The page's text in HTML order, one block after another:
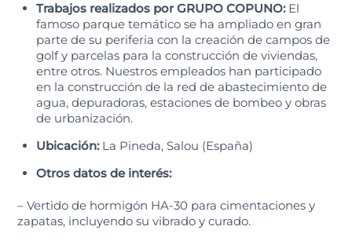
Trabajos realizados por GRUPO COPUNO:El
famoso parque temático se ha ampliado en gran
parte de su periferia con la creación de campos de
golf y parcelas para la construcción de viviendas,
entre otros. Nuestros empleados han participado
en la construcción de la red de abastecimiento de
agua, depuradoras, estaciones de bombeo y obras
de urbanización.
Ubicación:La Pineda, Salou (España)
Otros datos de interés:
– Vertido de hormigón HA-30 para cimentaciones y
zapatas, incluyendo su vibrado y curado.